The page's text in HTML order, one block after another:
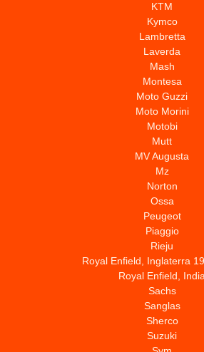
KTM
Kymco
Lambretta
Laverda
Mash
Montesa
Moto Guzzi
Moto Morini
Motobi
Mutt
MV Augusta
Mz
Norton
Ossa
Peugeot
Piaggio
Rieju
Royal Enfield, Inglaterra
Royal Enfield, India
Sachs
Sanglas
Sherco
Suzuki